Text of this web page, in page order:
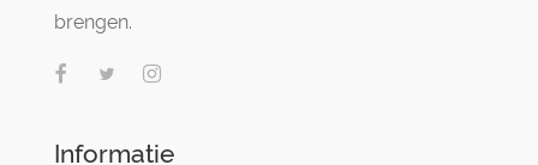
brengen.
Informatie